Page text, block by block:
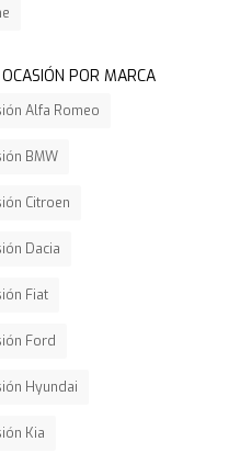
POR MARCA
Alfa Romeo
BMW
Citroen
Dacia
Fiat
Ford
Hyundai
Kia